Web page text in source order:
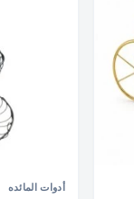
أدوات المائده